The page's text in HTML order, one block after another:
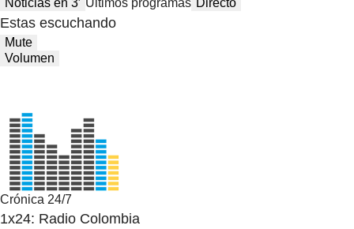
Estas escuchando
Mute
Volumen
Crónica 24/7
1x24: Radio Colombia